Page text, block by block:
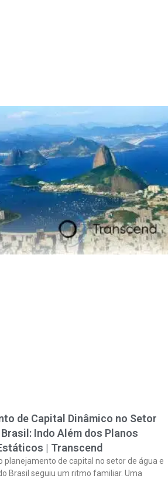
de Capital Dinâmico no Setor
Indo Além dos Planos
| Transcend
planejamento de capital no setor de água e
Brasil seguiu um ritmo familiar. Uma